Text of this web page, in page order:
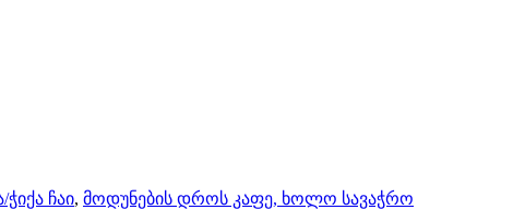
ჩაი, მოდუნების დროს კაფე, ხოლო სავაჭრო